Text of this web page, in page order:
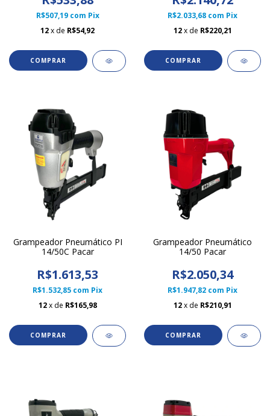
R$507,19 com Pix
12x de R$54,92
R$2.033,68 com Pix
12 x de R$220,21
Grampeador Pneumático PI
14/50C Pacar
R$1.613,53
R$1.532,85 com Pix
12 x de R$165,98
Grampeador Pneumático
14/50 Pacar
R$2.050,34
R$1.947,82 com Pix
12 x de R$210,91